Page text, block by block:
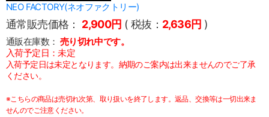
NEO FACTORY(ネオファクトリー)
通常販売価格： 2,900円 ( 税抜： 2,636円 )
通販在庫数： 売り切れ中です。
入荷予定日：未定
入荷予定日は未定となります。納期のご案内は出来ませんのでご了承
ください。
※こちらの商品は売切れ次第、取り扱いを終了します。返品、交換等は一切出来ま
せんのでご注意ください。